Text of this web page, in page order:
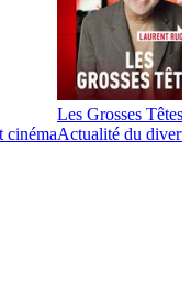
cinéma
Les Grosses Têtes
Actualité du